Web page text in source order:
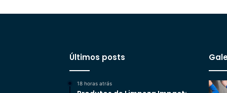
Últimos posts
18 horas atrás